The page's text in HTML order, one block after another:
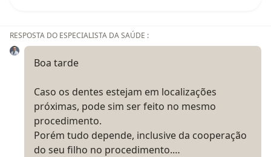
RESPOSTA DO ESPECIALISTA DA SAÚDE :
Boa tarde
Caso os dentes estejam em localizações
próximas, pode sim ser feito no mesmo
procedimento.
Porém tudo depende, inclusive da cooperação
do seu filho no procedimento.…